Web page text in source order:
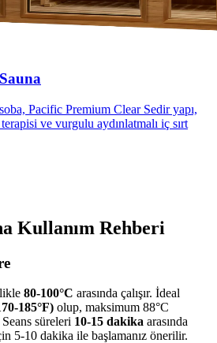
Pacific Premium Clear Sedir yapı,
terapisi ve vurgulu aydınlatmalı iç sırt
Kullanım Rehberi
80-100°C arasında çalışır. İdeal
185°F) olup, maksimum 88°C
süreleri 10-15 dakika arasında
5-10 dakika ile başlamanız önerilir.